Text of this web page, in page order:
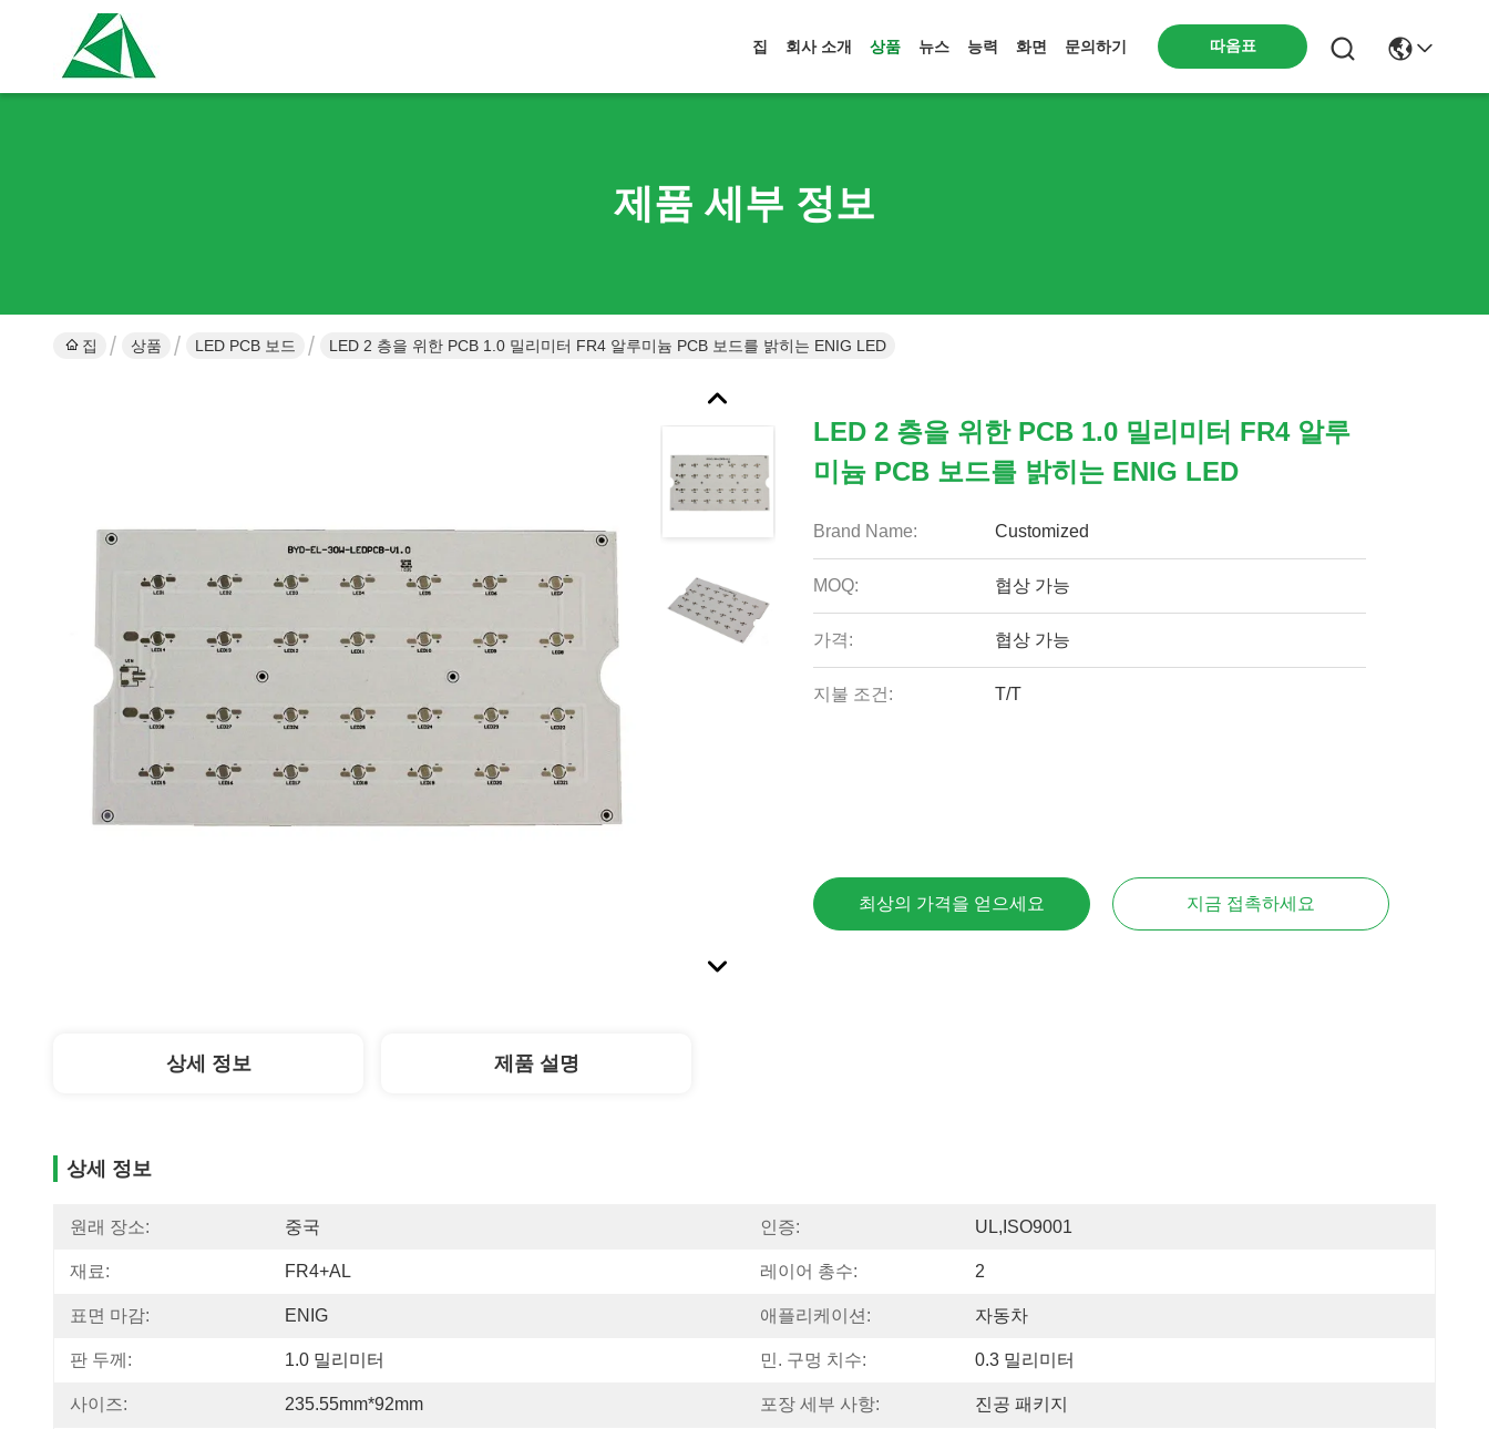
집 회사 소개 상품 뉴스 능력 화면 문의하기 따옴표
제품 세부 정보
집 상품 LED PCB 보드 LED 2 층을 위한 PCB 1.0 밀리미터 FR4 알루미늄 PCB 보드를 밝히는 ENIG LED
LED 2 층을 위한 PCB 1.0 밀리미터 FR4 알루
미늄 PCB 보드를 밝히는 ENIG LED
Brand Name: Customized
MOQ: 협상 가능
가격: 협상 가능
지불 조건: T/T
최상의 가격을 얻으세요 지금 접촉하세요
상세 정보 제품 설명
상세 정보
원래 장소: 중국 인증: UL,ISO9001
재료: FR4+AL 레이어 총수: 2
표면 마감: ENIG 애플리케이션: 자동차
판 두께: 1.0 밀리미터 민. 구멍 치수: 0.3 밀리미터
사이즈: 235.55mm*92mm 포장 세부 사항: 진공 패키지